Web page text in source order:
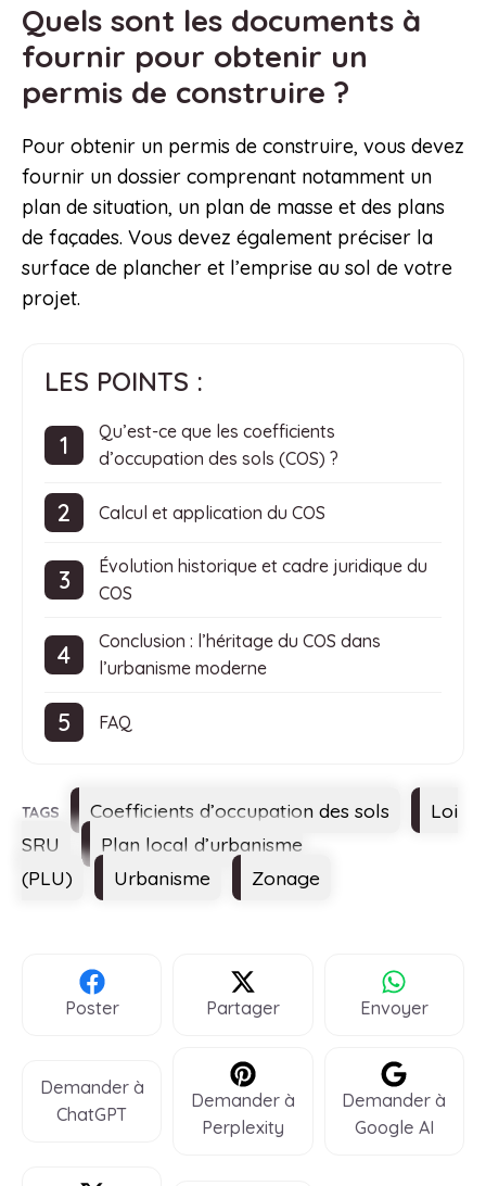
Quels sont les documents à
fournir pour obtenir un
permis de construire ?
Pour obtenir un permis de construire, vous devez
fournir un dossier comprenant notamment un
plan de situation, un plan de masse et des plans
de façades. Vous devez également préciser la
surface de plancher et l’emprise au sol de votre
projet.
LES POINTS :
Qu’est-ce que les coefficients
d’occupation des sols (COS) ?
Calcul et application du COS
Évolution historique et cadre juridique du
COS
Conclusion : l’héritage du COS dans
l’urbanisme moderne
FAQ
Étiquettes
Coefficients d’occupation des sols
Loi
SRU
Plan local d’urbanisme
(PLU)
Urbanisme Zonage
Poster Partager Envoyer
Demander à
ChatGPT
Demander à
Perplexity
Demander à
Google AI